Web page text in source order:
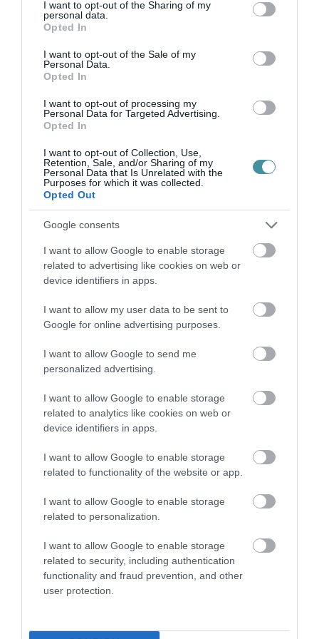
not limited to your visit or usage behaviour. You may click to
grant or deny consent to Google and its third-party tags to
use your data for below specified purposes in below Google
consent section.
I want to opt-out of the Sharing of my
personal data.
Opted In
I want to opt-out of the Sale of my
Personal Data.
Opted In
I want to opt-out of processing my
Personal Data for Targeted Advertising.
Opted In
I want to opt-out of Collection, Use,
Retention, Sale, and/or Sharing of my
Personal Data that Is Unrelated with the
Purposes for which it was collected.
Opted Out
Google consents
I want to allow Google to enable storage
related to advertising like cookies on web or
device identifiers in apps.
I want to allow my user data to be sent to
Google for online advertising purposes.
I want to allow Google to send me
personalized advertising.
I want to allow Google to enable storage
related to analytics like cookies on web or
device identifiers in apps.
I want to allow Google to enable storage
related to functionality of the website or app.
I want to allow Google to enable storage
related to personalization.
I want to allow Google to enable storage
related to security, including authentication
functionality and fraud prevention, and other
user protection.
The Mighty Manlifter zenekarok örvendeztetik
klasszikus szilveszteri buli zárja az Itthon
vagyunk! rendezvénysorozatot.
Ne maradjon le a legfrissebb hírekről, kövessen
VISSZA A FŐOLDALRA
NÉLKÜLÖZHETETLEN ESZKÖZÖK
2026. augusztus 09|Promóció
ITTASAN RANDALÍROZOTT EGER
BELVÁROSÁBAN: ÜZLETEK KIRAKATA...
2026. augusztus 09